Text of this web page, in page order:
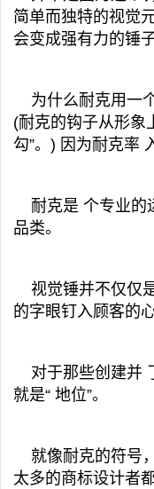
简单而独特的视觉
会变成强有力的锤子
为什么耐克用一
(耐克的钩子从形象
勾”。) 因为耐克率
耐克是 个专业的
品类。
视觉锤并不仅仅
的字眼钉入顾客的心
对于那些创建并
就是“ 地位”。
就像耐克的符号
太多的商标设计者